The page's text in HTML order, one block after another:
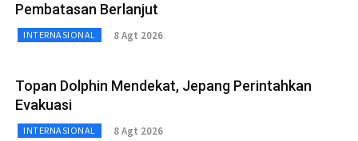
Pembatasan Berlanjut
INTERNASIONAL 8 Agt 2026
Topan Dolphin Mendekat, Jepang Perintahkan
Evakuasi
INTERNASIONAL 8 Agt 2026